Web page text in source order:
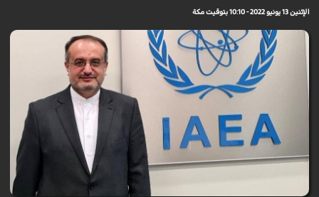
الإثنين 13 يونيو 2022 - 10:10 بتوقيت مكة